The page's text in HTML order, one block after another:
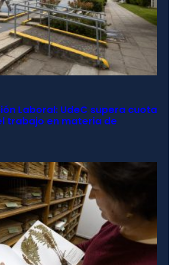
Laboral: UdeC supera cuota
trabajo en materia de